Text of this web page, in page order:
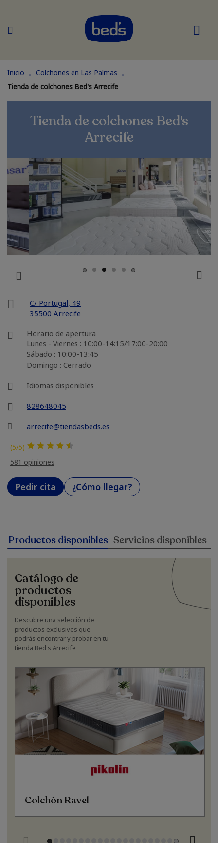
Inicio
Colchones en Las Palmas
Tienda de colchones Bed's Arrecife
Tienda de colchones Bed's
Arrecife
C/ Portugal, 49
35500 Arrecife
Horario de apertura
Lunes - Viernes : 10:00-14:15/17:00-20:00
Sábado : 10:00-13:45
Domingo : Cerrado
Idiomas disponibles
828648045
arrecife@tiendasbeds.es
(5/5)
581 opiniones
Pedir cita ¿Cómo llegar?
Productos disponibles Servicios disponibles
Catálogo de
productos
disponibles
Descubre una selección de
productos exclusivos que
podrás encontrar y probar en tu
tienda Bed's Arrecife
Colchón Ravel